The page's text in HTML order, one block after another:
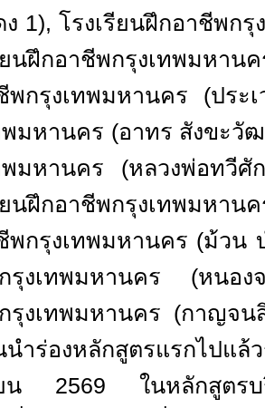
1), โรงเรียนฝึกอาชีพก
ยนฝึกอาชีพกรุงเทพมหาน
พกรุงเทพมหานคร (ประ
พมหานคร (อาทร สังขะวั
พมหานคร (หลวงพ่อทวี
ยนฝึกอาชีพกรุงเทพมหาน
พกรุงเทพมหานคร (ม้วน
รุงเทพมหานคร (หนอง
รุงเทพมหานคร (กาญจน
นำร่องหลักสูตรแรกไปแ
น 2569 ในหลักสูตรบริ